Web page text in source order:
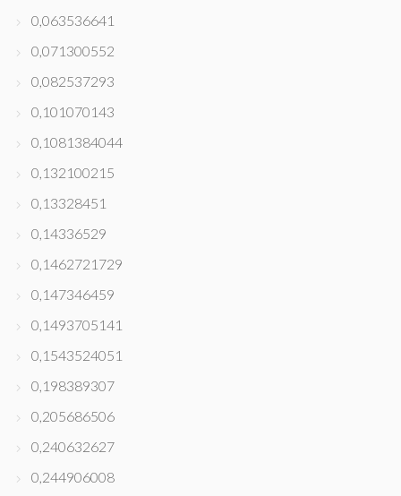
0,063536641
0,071300552
0,082537293
0,101070143
0,1081384044
0,132100215
0,13328451
0,14336529
0,1462721729
0,147346459
0,1493705141
0,1543524051
0,198389307
0,205686506
0,240632627
0,244906008